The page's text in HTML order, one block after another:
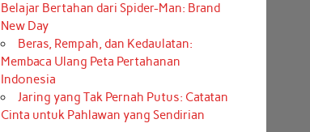
Belajar Bertahan dari Spider-Man: Brand
New Day
Beras, Rempah, dan Kedaulatan:
Membaca Ulang Peta Pertahanan
Indonesia
Jaring yang Tak Pernah Putus: Catatan
Cinta untuk Pahlawan yang Sendirian